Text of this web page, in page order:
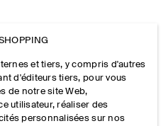
et tiers, y compris d'autres
d'éditeurs tiers, pour vous
de notre site Web,
utilisateur, réaliser des
personnalisées sur nos